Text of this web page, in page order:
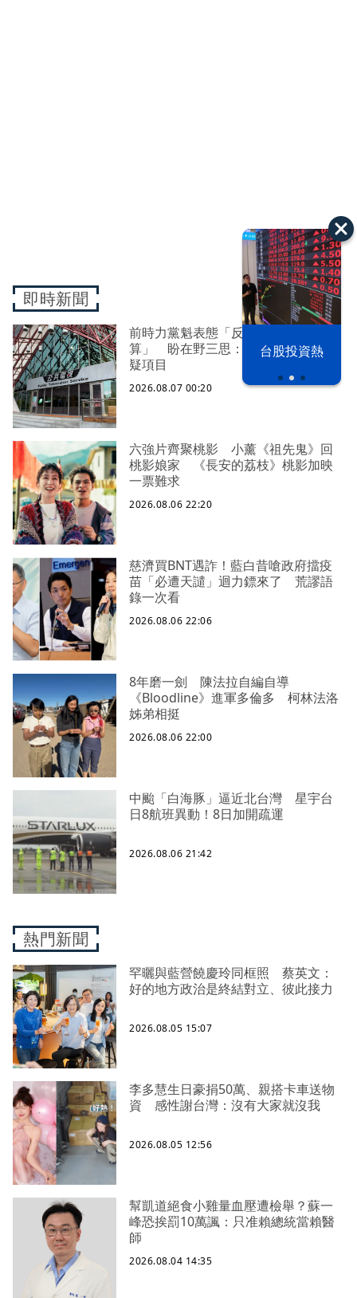
以色列 穹頂
之下
台股投資熱
即時新聞
前時力黨魁表態「反對刪公視預
算」 盼在野三思：改凍結處理受質
疑項目
2026.08.07 00:20
六強片齊聚桃影 小薰《祖先鬼》回
桃影娘家 《長安的荔枝》桃影加映
一票難求
2026.08.06 22:20
慈濟買BNT遇詐！藍白昔嗆政府擋疫
苗「必遭天譴」迴力鏢來了 荒謬語
錄一次看
2026.08.06 22:06
8年磨一劍 陳法拉自編自導
《Bloodline》進軍多倫多 柯林法洛
姊弟相挺
2026.08.06 22:00
中颱「白海豚」逼近北台灣 星宇台
日8航班異動！8日加開疏運
2026.08.06 21:42
熱門新聞
罕曬與藍營饒慶玲同框照 蔡英文：
好的地方政治是終結對立、彼此接力
2026.08.05 15:07
李多慧生日豪捐50萬、親搭卡車送物
資 感性謝台灣：沒有大家就沒我
2026.08.05 12:56
幫凱道絕食小雞量血壓遭檢舉？蘇一
峰恐挨罰10萬諷：只准賴總統當賴醫
師
2026.08.04 14:35